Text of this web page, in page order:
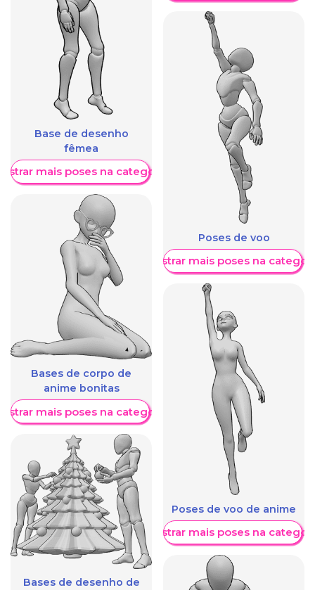
Base de desenho
fêmea
mais poses na categoria
Bases de corpo de
anime bonitas
mais poses na categoria
Bases de desenho de
Poses de voo
Mostrar mais poses na
Poses de voo de anime
Mostrar mais poses na